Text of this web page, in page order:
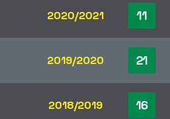
2020/2021 11
2019/2020 21
2018/2019 16